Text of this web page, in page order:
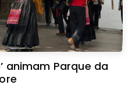
animam Parque da